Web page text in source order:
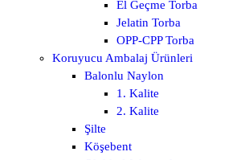
El Geçme Torba
Jelatin Torba
OPP-CPP Torba
Koruyucu Ambalaj Ürünleri
Balonlu Naylon
1. Kalite
2. Kalite
Şilte
Köşebent